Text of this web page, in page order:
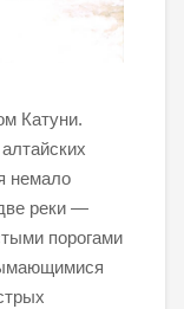
Катуни.
немало
реки —
порогами